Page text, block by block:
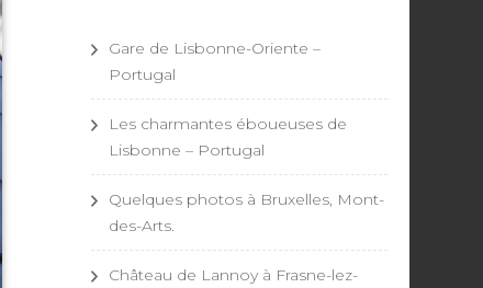
Gare de Lisbonne-Oriente –
Portugal
Les charmantes éboueuses de
Lisbonne – Portugal
Quelques photos à Bruxelles, Mont-
des-Arts.
Château de Lannoy à Frasne-lez-